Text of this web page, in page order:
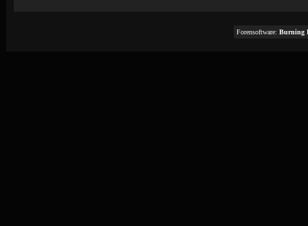
Forensoftware: Burning